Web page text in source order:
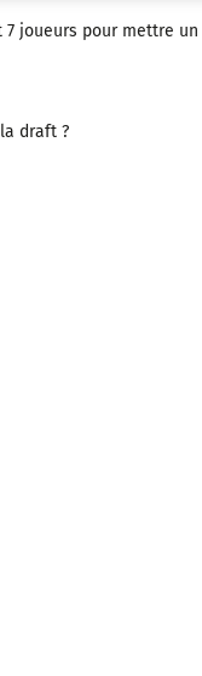
7 joueurs pour mettre
draft ?